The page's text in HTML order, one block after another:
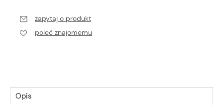
zapytaj o produkt
poleć znajomemu
Opis